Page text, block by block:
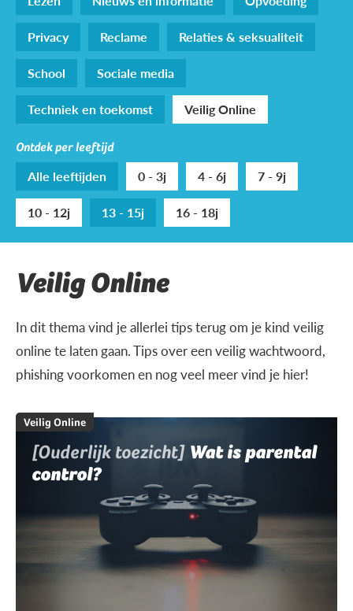
Privacy
Reclame
Relaties & seksualiteit
School
Sociale media
Techniek en toekomst
Veilig Online
Ontdek per leeftijd
Alle leeftijden 0 - 3j 4 - 6j
7 - 9j
10 - 12j
13 - 15j 16 - 18j
Veilig Online
In dit thema vind je allerlei tips terug om je kind veilig
online te laten gaan. Tips over een veilig wachtwoord,
phishing voorkomen en nog veel meer vind je hier!
Veilig Online
[Ouderlijk toezicht] Wat is parental
control?